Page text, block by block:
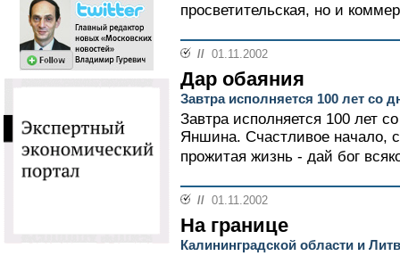
просветительская, но и
// 01.11.2002
Дар обаяния
Завтра исполняется 100 лет
Завтра исполняется 100 лет
Яншина. Счастливое начало,
прожитая жизнь - дай бог
// 01.11.2002
На границе
Калининградской области и